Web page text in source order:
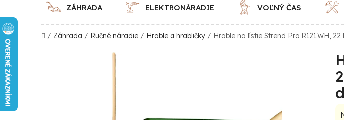
ZÁHRADA ELEKTRONÁRADIE VOĽNÝ ČAS
Domov
/ Záhrada / Ručné náradie / Hrable a hrabličky / Hrable na lístie Strend Pro R121.WH,